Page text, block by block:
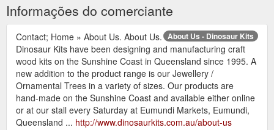
Informações do comerciante
About Us - Dinosaur Kits
Contact; Home » About Us. About Us.
Dinosaur Kits have been designing and manufacturing craft
wood kits on the Sunshine Coast in Queensland since 1995. A
new addition to the product range is our Jewellery /
Ornamental Trees in a variety of sizes. Our products are
hand-made on the Sunshine Coast and available either online
or at our stall every Saturday at Eumundi Markets, Eumundi,
Queensland ... http://www.dinosaurkits.com.au/about-us